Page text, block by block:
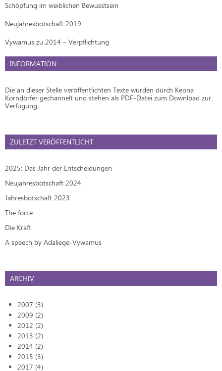
Schöpfung im weiblichen Bewusstsein
Neujahresbotschaft 2019
Vywamus zu 2014 – Verpflichtung
INFORMATION
Die an dieser Stelle veröffentlichten Texte wurden durch Keona
Korndörfer gechannelt und stehen als PDF-Datei zum Download zur
Verfügung.
ZULETZT VERÖFFENTLICHT
2025: Das Jahr der Entscheidungen
Neujahresbotschaft 2024
Jahresbotschaft 2023
The force
Die Kraft
A speech by Adaliege-Vywamus
ARCHIV
2007 (3)
2009 (2)
2012 (2)
2013 (2)
2014 (2)
2015 (3)
2017 (4)